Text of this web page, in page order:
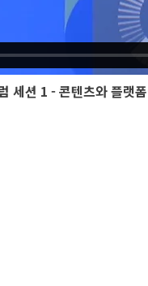
세션 1 - 콘텐츠와 플랫